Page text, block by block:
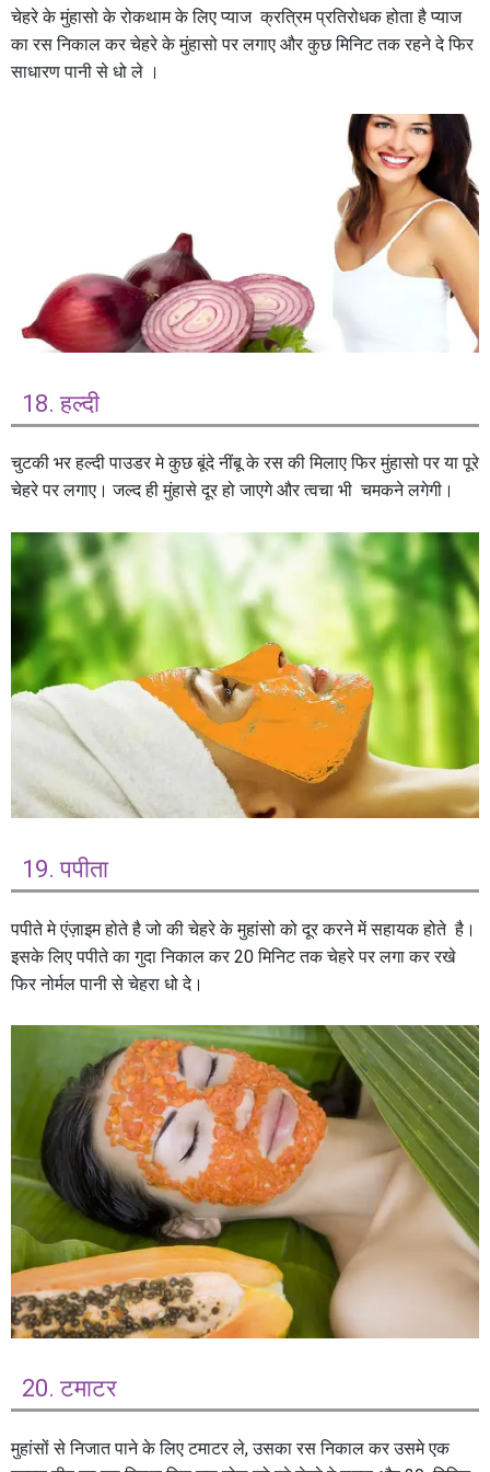
चेहरे के मुंहासो के रोकथाम के लिए प्याज क्रत्रिम प्रतिरोधक होता है प्याज
का रस निकाल कर चेहरे के मुंहासो पर लगाए और कुछ मिनिट तक रहने दे फिर
साधारण पानी से धो ले ।
18. हल्दी
चुटकी भर हल्दी पाउडर मे कुछ बूंदे नींबू के रस की मिलाए फिर मुंहासो पर या पूरे
चेहरे पर लगाए। जल्द ही मुंहासे दूर हो जाएगे और त्वचा भी चमकने लगेगी।
19. पपीता
पपीते मे एंज़ाइम होते है जो की चेहरे के मुहांसो को दूर करने में सहायक होते है।
इसके लिए पपीते का गुदा निकाल कर 20 मिनिट तक चेहरे पर लगा कर रखे
फिर नोर्मल पानी से चेहरा धो दे।
20. टमाटर
मुहांसों से निजात पाने के लिए टमाटर ले, उसका रस निकाल कर उसमे एक